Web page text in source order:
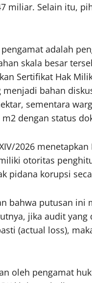
miliar. Selain itu,
adalah
skala besar
Sertifikat Hak
bahan
sementara
dengan status
2026 menetapkan
otoritas
pidana korupsi
bahwa putusan
jika audit yang
(actual loss),
oleh pengamat